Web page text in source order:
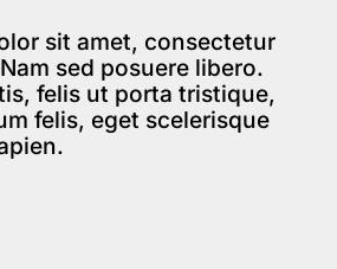
sit amet, consectetur
sed posuere libero.
felis ut porta tristique,
felis, eget scelerisque